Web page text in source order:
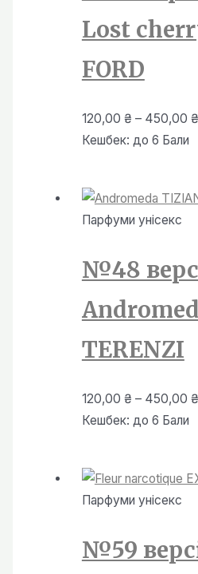
Lost
FORD
120,00 ₴ – 450,00 ₴
Кешбек: до 6 Бали
Парфуми унiсекс
№48
TERENZI
120,00 ₴ – 450,00 ₴
Кешбек: до 6 Бали
Парфуми унiсекс
№59